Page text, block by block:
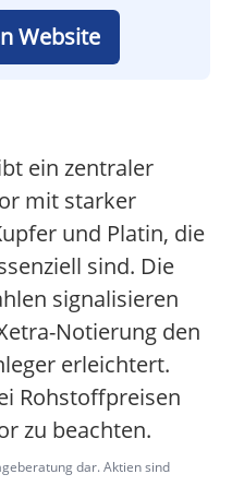
Website
ein zentraler
mit starker
und Platin, die
sind. Die
signalisieren
Notierung den
erleichtert.
Rohstoffpreisen
zu beachten.
dar. Aktien sind